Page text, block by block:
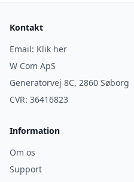
Kontakt
Email: Klik her
W Com ApS
Generatorvej 8C, 2860 Søborg
CVR: 36416823
Information
Om os
Support